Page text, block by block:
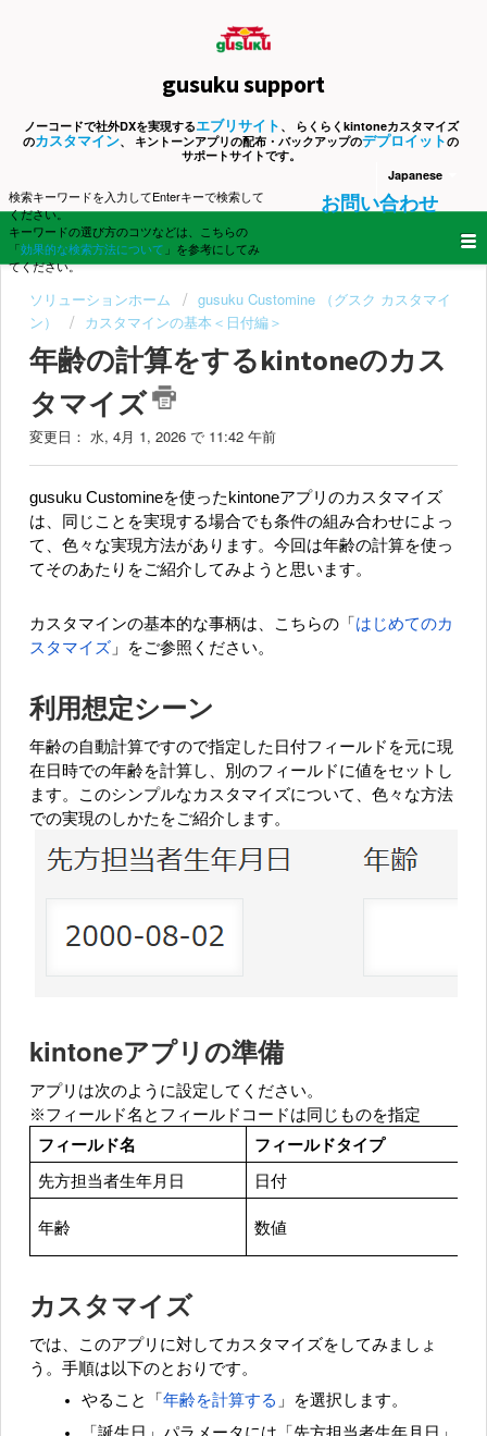
gusuku support
ノーコードで社外DXを実現するエブリサイト 、 らくらくkintoneカスタマイズ
のカスタマイン、 キントーンアプリの配布・バックアップのデプロイットの
サポートサイトです。
Japanese
検索キーワードを入力してEnterキーで検索して
ください。
キーワードの選び方のコツなどは、こちらの
「効果的な検索方法について 」を参考にしてみ
てください。
お問い合わせ
ソリューションホーム
gusuku Customine （グスク カスタマイ
ン）
カスタマインの基本＜日付編＞
年齢の計算をするkintoneのカス
タマイズ
変更日： 水, 4月 1, 2026 で 11:42 午前
gusuku Customineを使ったkintoneアプリのカスタマイズ
は、同じことを実現する場合でも条件の組み合わせによっ
て、色々な実現方法があります。今回は年齢の計算を使っ
てそのあたりをご紹介してみようと思います。
カスタマインの基本的な事柄は、こちらの「 はじめてのカ
スタマイズ 」をご参照ください。
利用想定シーン
年齢の自動計算ですので指定した日付フィールドを元に現
在日時での年齢を計算し、別のフィールドに値をセットし
ます。このシンプルなカスタマイズについて、色々な方法
での実現のしかたをご紹介します。
kintoneアプリの準備
アプリは次のように設定してください。
※フィールド名とフィールドコードは同じものを指定
フィールド名
フィールドタイプ
先方担当者生年月日 日付
年齢 数値
カスタマイズ
では、このアプリに対してカスタマイズをしてみましょ
う。手順は以下のとおりです。
やること「 年齢を計算する 」を選択します。
「誕生日」パラメータには「先方担当者生年月日」